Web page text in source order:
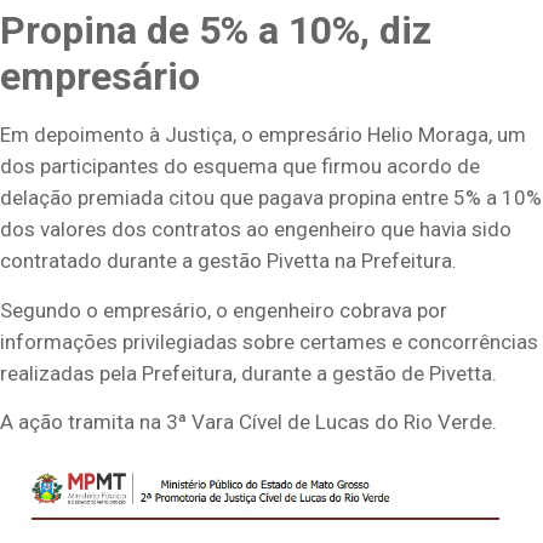
Propina de 5% a 10%, diz
empresário
Em depoimento à Justiça, o empresário Helio Moraga, um
dos participantes do esquema que firmou acordo de
delação premiada citou que pagava propina entre 5% a 10%
dos valores dos contratos ao engenheiro que havia sido
contratado durante a gestão Pivetta na Prefeitura.
Segundo o empresário, o engenheiro cobrava por
informações privilegiadas sobre certames e concorrências
realizadas pela Prefeitura, durante a gestão de Pivetta.
A ação tramita na 3ª Vara Cível de Lucas do Rio Verde.